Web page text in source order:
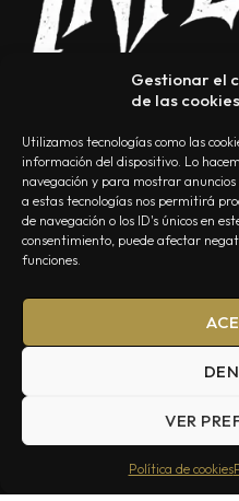
Gestionar el
de las cookies
Utilizamos tecnologías como las
información del dispositivo. Lo
navegación y para mostrar
a estas tecnologías nos permitirá
de navegación o los ID's únicos en
consentimiento, puede afectar
funciones.
VER
Política de cookies
NOSOTROS CONTACTO
Summa Inferno — Todos